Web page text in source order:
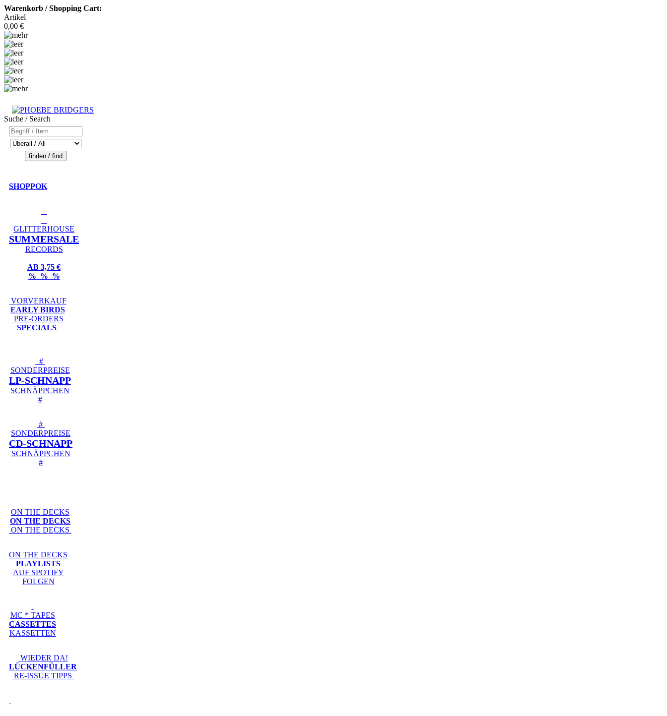
Warenkorb / Shopping Cart:
Artikel
0,00 €
Suche / Search
SHOPPOK
GLITTERHOUSE
SUMMERSALE
RECORDS
AB 3,75 €
% % %
VORVERKAUF
EARLY BIRDS
PRE-ORDERS
SPECIALS
#
SONDERPREISE
LP-SCHNAPP
SCHNÄPPCHEN
#
#
SONDERPREISE
CD-SCHNAPP
SCHNÄPPCHEN
#
ON THE DECKS
ON THE DECKS
ON THE DECKS
ON THE DECKS
PLAYLISTS
AUF SPOTIFY
FOLGEN
MC * TAPES
CASSETTES
KASSETTEN
WIEDER DA!
LÜCKENFÜLLER
RE-ISSUE TIPPS